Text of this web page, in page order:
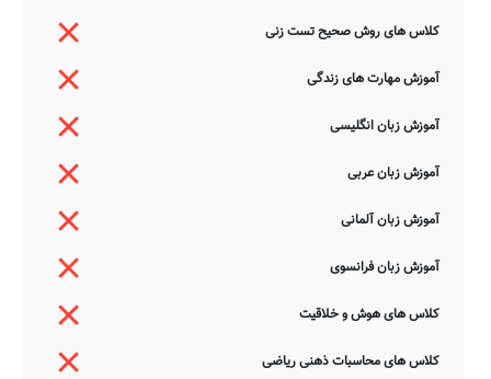
کلاس های روش صحیح تست زنی
آموزش مهارت های زندگی
آموزش زبان انگلیسی
آموزش زبان عربی
آموزش زبان آلمانی
آموزش زبان فرانسوی
کلاس های هوش و خلاقیت
کلاس های محاسبات ذهنی ریاضی